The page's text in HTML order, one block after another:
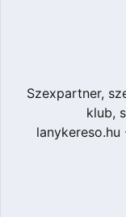
Szexpartner,
klub,